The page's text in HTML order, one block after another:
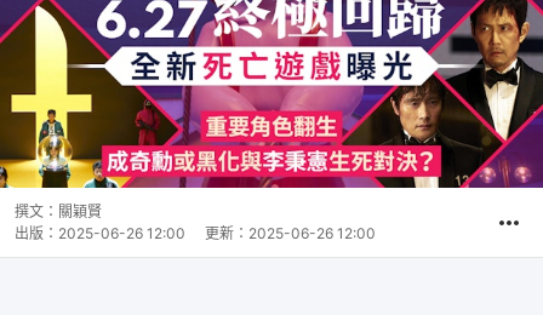
撰文： 關穎賢
出版： 2025-06-26 12:00 更新： 2025-06-26 12:00